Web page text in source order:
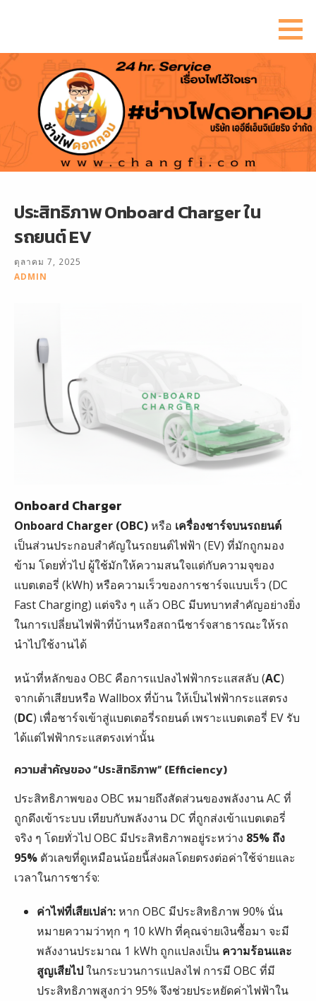
ยัง
เนื้อหา
ประสิทธิภาพ Onboard Charger ใน
รถยนต์ EV
ตุลาคม 7, 2025
ADMIN
Onboard Charger
Onboard Charger (OBC)หรือ เครื่องชาร์จบนรถยนต์
เป็นส่วนประกอบสำคัญในรถยนต์ไฟฟ้า (EV) ที่มักถูกมอง
ข้าม โดยทั่วไป ผู้ใช้มักให้ความสนใจแต่กับความจุของ
แบตเตอรี่ (kWh) หรือความเร็วของการชาร์จแบบเร็ว (DC
Fast Charging) แต่จริง ๆ แล้ว OBC มีบทบาทสำคัญอย่างยิ่ง
ในการเปลี่ยนไฟฟ้าที่บ้านหรือสถานีชาร์จสาธารณะให้รถ
นำไปใช้งานได้
หน้าที่หลักของ OBC คือการแปลงไฟฟ้ากระแสสลับ (AC)
จากเต้าเสียบหรือ Wallbox ที่บ้าน ให้เป็นไฟฟ้ากระแสตรง
(DC) เพื่อชาร์จเข้าสู่แบตเตอรี่รถยนต์ เพราะแบตเตอรี่ EV รับ
ได้แต่ไฟฟ้ากระแสตรงเท่านั้น
ความสำคัญของ “ประสิทธิภาพ” (Efficiency)
ประสิทธิภาพของ OBC หมายถึงสัดส่วนของพลังงาน AC ที่
ถูกดึงเข้าระบบ เทียบกับพลังงาน DC ที่ถูกส่งเข้าแบตเตอรี่
จริง ๆ โดยทั่วไป OBC มีประสิทธิภาพอยู่ระหว่าง 85% ถึง
95% ตัวเลขที่ดูเหมือนน้อยนี้ส่งผลโดยตรงต่อค่าใช้จ่ายและ
เวลาในการชาร์จ:
ค่าไฟที่เสียเปล่า:หาก OBC มีประสิทธิภาพ 90% นั่น
หมายความว่าทุก ๆ 10 kWh ที่คุณจ่ายเงินซื้อมา จะมี
พลังงานประมาณ 1 kWh ถูกแปลงเป็น ความร้อนและ
สูญเสียไปในกระบวนการแปลงไฟ การมี OBC ที่มี
ประสิทธิภาพสูงกว่า 95% จึงช่วยประหยัดค่าไฟฟ้าใน